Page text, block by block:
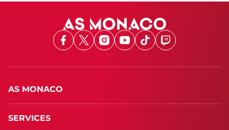
Facebook
X Instagram
Youtube
TikTokTwitch
AS MONACO
SERVICES